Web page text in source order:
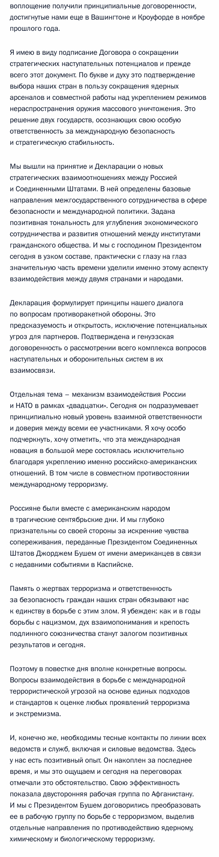
воплощение получили принципиальные договоренности,
достигнутые нами еще в Вашингтоне и Кроуфорде в ноябре
прошлого года.
Я имею в виду подписание Договора о сокращении
стратегических наступательных потенциалов и прежде
всего этот документ. По букве и духу это подтверждение
выбора наших стран в пользу сокращения ядерных
арсеналов и совместной работы над укреплением режимов
нераспространения оружия массового уничтожения. Это
решение двух государств, осознающих свою особую
ответственность за международную безопасность
и стратегическую стабильность.
Мы вышли на принятие и Декларации о новых
стратегических взаимоотношениях между Россией
и Соединенными Штатами. В ней определены базовые
направления межгосударственного сотрудничества в сфере
безопасности и международной политики. Задана
позитивная тональность для углубления экономического
сотрудничества и развития отношений между институтами
гражданского общества. И мы с господином Президентом
сегодня в узком составе, практически с глазу на глаз
значительную часть времени уделили именно этому аспекту
взаимодействия между двумя странами и народами.
Декларация формулирует принципы нашего диалога
по вопросам противоракетной обороны. Это
предсказуемость и открытость, исключение потенциальных
угроз для партнеров. Подтверждена и генуэзская
договоренность о рассмотрении всего комплекса вопросов
наступательных и оборонительных систем в их
взаимосвязи.
Отдельная тема – механизм взаимодействия России
и НАТО в рамках «двадцатки». Сегодня он подразумевает
принципиально новый уровень взаимной ответственности
и доверия между всеми ее участниками. Я хочу особо
подчеркнуть, хочу отметить, что эта международная
новация в большой мере состоялась исключительно
благодаря укреплению именно российско-американских
отношений. В том числе в совместном противостоянии
международному терроризму.
Россияне были вместе с американским народом
в трагические сентябрьские дни. И мы глубоко
признательны со своей стороны за искренние чувства
сопереживания, переданные Президентом Соединенных
Штатов Джорджем Бушем от имени американцев в связи
с недавними событиями в Каспийске.
Память о жертвах терроризма и ответственность
за безопасность граждан наших стран обязывают нас
к единству в борьбе с этим злом. Я убежден: как и в годы
борьбы с нацизмом, дух взаимопонимания и крепость
подлинного союзничества станут залогом позитивных
результатов и сегодня.
Поэтому в повестке дня вполне конкретные вопросы.
Вопросы взаимодействия в борьбе с международной
террористической угрозой на основе единых подходов
и стандартов к оценке любых проявлений терроризма
и экстремизма.
И, конечно же, необходимы тесные контакты по линии всех
ведомств и служб, включая и силовые ведомства. Здесь
у нас есть позитивный опыт. Он накоплен за последнее
время, и мы это ощущаем и сегодня на переговорах
отмечали это обстоятельство. Свою эффективность
показала двусторонняя рабочая группа по Афганистану.
И мы с Президентом Бушем договорились преобразовать
ее в рабочую группу по борьбе с терроризмом, выделив
отдельные направления по противодействию ядерному,
химическому и биологическому терроризму.